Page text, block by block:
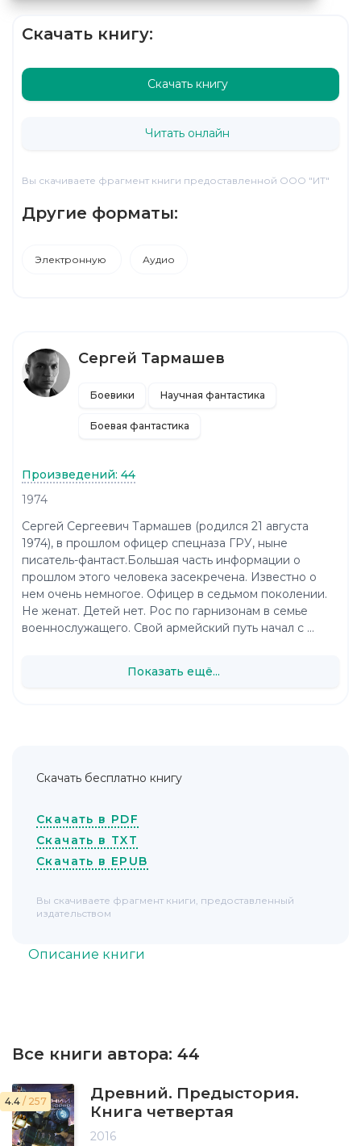
Скачать книгу:
Скачать книгу
Читать онлайн
Вы скачиваете фрагмент книги предоставленной ООО "ИТ"
Другие форматы:
Электронную Аудио
Описание книги
Все книги автора: 44
4.4 / 257
Древний. Предыстория.
Книга четвертая
2016
Сергей Тармашев
Боевики Научная фантастика
Боевая фантастика
Произведений: 44
1974
Сергей Сергеевич Тармашев (родился 21 августа
1974), в прошлом офицер спецназа ГРУ, ныне
писатель-фантаст.Большая часть информации о
прошлом этого человека засекречена. Известно о
нем очень немногое. Офицер в седьмом поколении.
Не женат. Детей нет. Рос по гарнизонам в семье
военнослужащего. Свой армейский путь начал с ...
Показать ещё...
Скачать бесплатно книгу
Скачать в PDF
Скачать в TXT
Скачать в EPUB
Вы скачиваете фрагмент книги, предоставленный
издательством